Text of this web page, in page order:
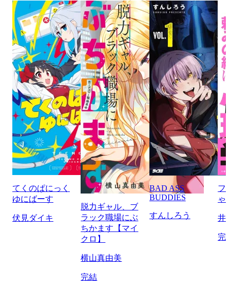
てくのぱにっく
ゆにばーす
伏見ダイキ
脱力ギャル、ブ
ラック職場にぶ
ちかます【マイ
クロ】
横山真由美
完結
BAD ASS
BUDDIES
すんしろう
フ
ゃ
井
完